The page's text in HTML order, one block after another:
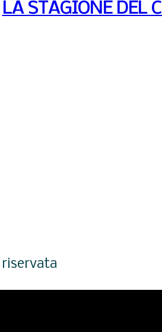
LA STAGIONE DEL